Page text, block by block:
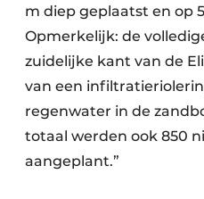
m diep geplaatst en op
Opmerkelijk: de
zuidelijke kant van de
van een
regenwater in de
totaal werden ook 850
aangeplant.”